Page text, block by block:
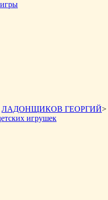
ЛАДОНЩИКОВ ГЕОРГИЙ>